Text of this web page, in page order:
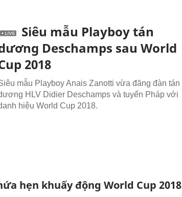
Siêu mẫu Playboy tán
Deschamps sau World
2018
mẫu Playboy Anais Zanotti vừa đăng đàn tán
HLV Didier Deschamps và tuyển Pháp với
hiệu World Cup 2018.
hẹn khuấy động World Cup 2018